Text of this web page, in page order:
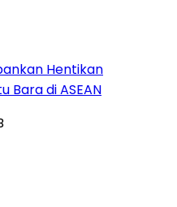
Hentikan
Bara di ASEAN